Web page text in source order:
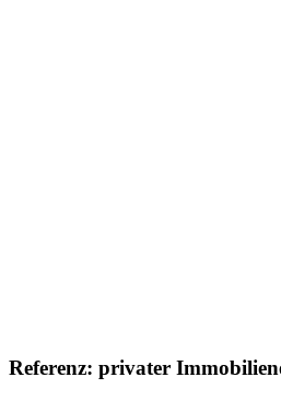
Referenz: privater